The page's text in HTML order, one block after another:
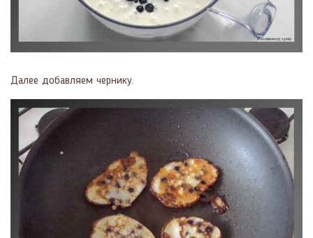
Далее добавляем чернику.